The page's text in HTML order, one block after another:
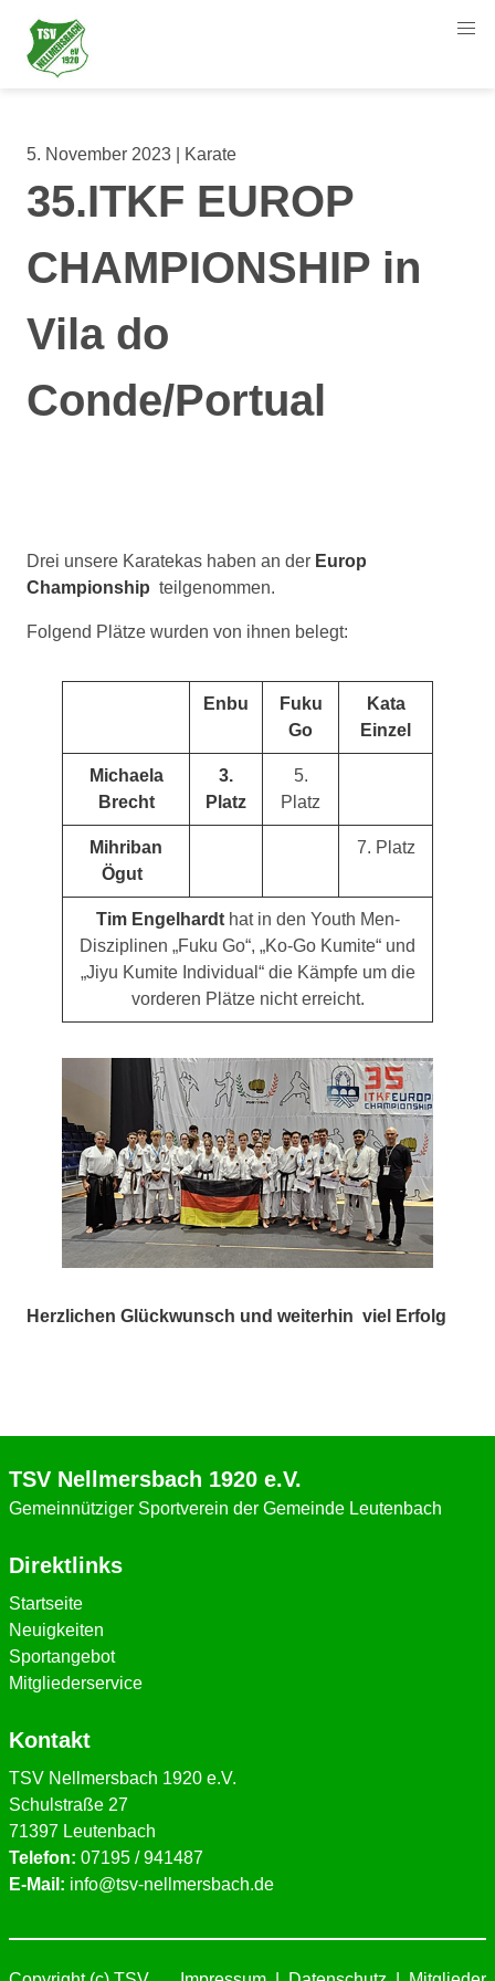
5. November 2023 | Karate
35.ITKF EUROP
CHAMPIONSHIP in
Vila do
Conde/Portual
Drei unsere Karatekas haben an der Europ
Championship teilgenommen.
Folgend Plätze wurden von ihnen belegt:
Enbu
Fuku
Go
Kata
Einzel
Michaela
Brecht
3.
Platz
5.
Platz
Mihriban
Ögut
7. Platz
Tim Engelhardt hat in den Youth Men-
Disziplinen „Fuku Go“, „Ko-Go Kumite“ und
„Jiyu Kumite Individual“ die Kämpfe um die
vorderen Plätze nicht erreicht.
Herzlichen Glückwunsch und weiterhin viel Erfolg
TSV Nellmersbach 1920 e.V.
Gemeinnütziger Sportverein der Gemeinde Leutenbach
Direktlinks
Startseite
Neuigkeiten
Sportangebot
Mitgliederservice
Kontakt
TSV Nellmersbach 1920 e.V.
Schulstraße 27
71397 Leutenbach
Telefon: 07195 / 941487
E-Mail: info@tsv-nellmersbach.de